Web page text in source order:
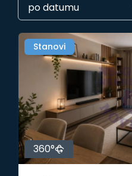
po datumu
Stanovi
360°